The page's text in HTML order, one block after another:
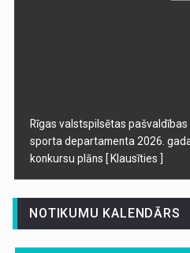
Rīgas valstspilsētas
sporta departamenta 2026.
konkursu plāns [ Klausīties ]
NOTIKUMU KALENDĀRS